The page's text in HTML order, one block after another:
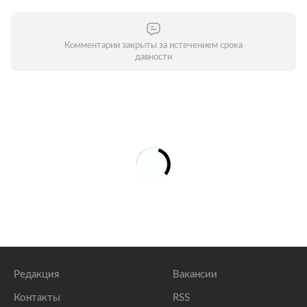
Комментарии закрыты за истечением срока
давности
Редакция
Контакты
Вакансии
RSS